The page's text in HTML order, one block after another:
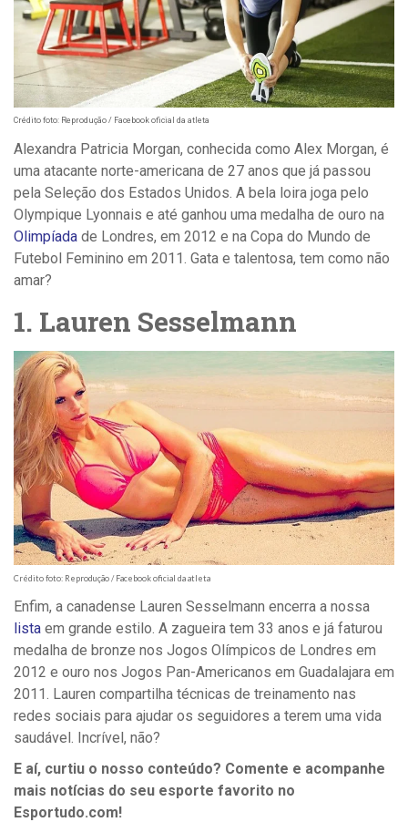
Crédito foto: Reprodução / Facebook oficial da atleta
Alexandra Patricia Morgan, conhecida como Alex Morgan, é
uma atacante norte-americana de 27 anos que já passou
pela Seleção dos Estados Unidos. A bela loira joga pelo
Olympique Lyonnais e até ganhou uma medalha de ouro na
Olimpíada de Londres, em 2012 e na Copa do Mundo de
Futebol Feminino em 2011. Gata e talentosa, tem como não
amar?
1. Lauren Sesselmann
Crédito foto: Reprodução / Facebook oficial da atleta
Enfim, a canadense Lauren Sesselmann encerra a nossa
lista em grande estilo. A zagueira tem 33 anos e já faturou
medalha de bronze nos Jogos Olímpicos de Londres em
2012 e ouro nos Jogos Pan-Americanos em Guadalajara em
2011. Lauren compartilha técnicas de treinamento nas
redes sociais para ajudar os seguidores a terem uma vida
saudável. Incrível, não?
E aí, curtiu o nosso conteúdo? Comente e acompanhe
mais notícias do seu esporte favorito no
Esportudo.com!